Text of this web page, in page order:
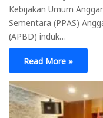
Kebijakan Umum
Sementara (PPAS)
(APBD) induk…
Read More »